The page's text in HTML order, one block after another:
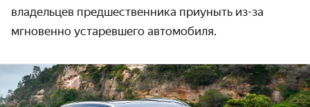
владельцев предшественника приуныть из-за
мгновенно устаревшего автомобиля.